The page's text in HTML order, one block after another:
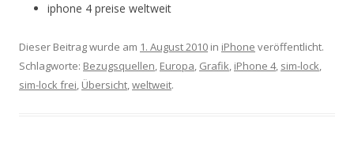
iphone 4 preise weltweit
Dieser Beitrag wurde am 1. August 2010 in iPhone veröffentlicht.
Schlagworte: Bezugsquellen, Europa, Grafik, iPhone 4, sim-lock,
sim-lock frei, Übersicht,weltweit.